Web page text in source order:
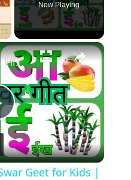
Fullscreen
Now Playing
×
Song
Geet for Kids |